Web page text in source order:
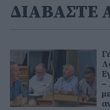
ΔΙΑΒΑΣΤΕ
–